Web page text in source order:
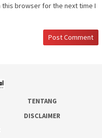
this browser for the next time I
TENTANG
DISCLAIMER